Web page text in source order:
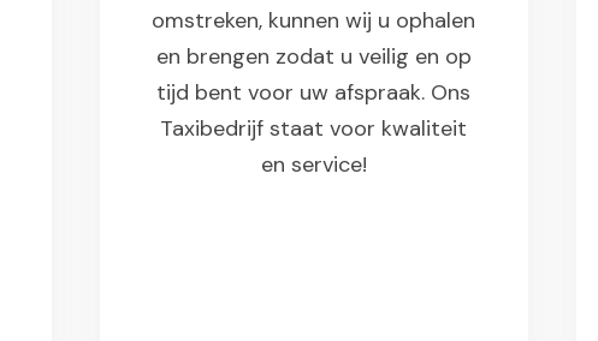
omstreken, kunnen wij u ophalen
en brengen zodat u veilig en op
tijd bent voor uw afspraak. Ons
Taxibedrijf staat voor kwaliteit
en service!